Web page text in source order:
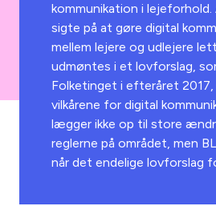
kommunikation i
sigte på at gøre digital
mellem lejere og udlejere
udmøntes i et lovforslag,
Folketinget i efteråret 2017,
vilkårene for digital
lægger ikke op til store
reglerne på området, men
når det endelige lovforslag